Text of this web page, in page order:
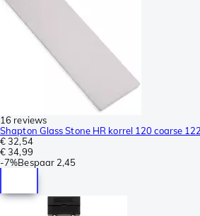
16 reviews
Shapton Glass Stone HR korrel 120 coarse
€ 32,54
€ 34,99
-7%Bespaar 2,45